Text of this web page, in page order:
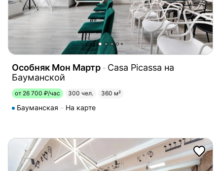
Особняк Мон Мартр
Casa Picassa на
Бауманской
от 26 700 ₽/час 300 чел. 360 м²
Бауманская На карте